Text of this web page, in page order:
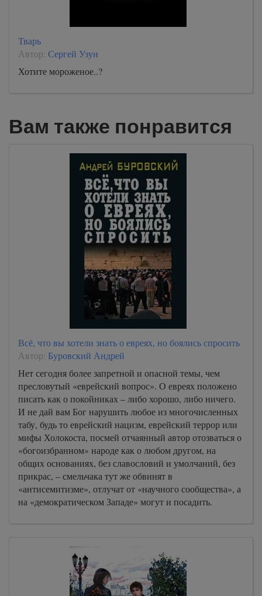
Тварь
Автор: Сергей Узун
Хотите мороженое..?
Вам также понравится
Всё, что вы хотели знать о евреях, но боялись спросить
Автор: Буровский Андрей
Нет сегодня более запретной и опасной темы, чем
пресловутый «еврейский вопрос». О евреях положено
писать как о покойниках – либо хорошо, либо ничего.
И не дай вам Бог нарушить любое из многочисленных
табу, будь то еврейский нацизм, еврейский террор или
мифы Холокоста, посмей отчаянный автор отозваться о
«богоизбранном» народе как о любом другом, на
общих основаниях, без славословий и умолчаний, без
прикрас, – смельчака тут же обвинят в
«антисемитизме», отлучат от «научного сообщества», а
на «демократическом Западе» могут и посадить.